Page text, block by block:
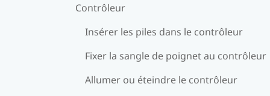
Contrôleur
Insérer les piles dans le contrôleur
Fixer la sangle de poignet au contrôleur
Allumer ou éteindre le contrôleur